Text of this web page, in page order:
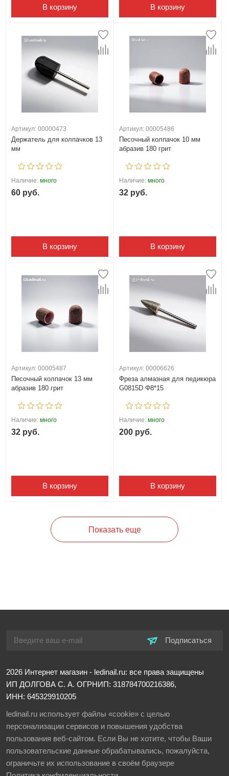
В корзину В корзину
Артикул: 00000473
Держатель для колпачков 13
мм
Наличие: много
60 руб.
В корзину
Артикул: 00005486
Песочный колпачок 10 мм
абразив 180 грит
Наличие: много
32 руб.
В корзину
Артикул: 00005487
Песочный колпачок 13 мм
абразив 180 грит
Наличие: много
32 руб.
В корзину
Артикул: 00006626
Фреза алмазная для педикюра
G0815D Φ8*15
Наличие: много
200 руб.
В корзину
Показать еще
Подписаться
2026 Интернет магазин - ledinail.ru: все права защищены
ИП ДОЛГОВА С. А. ОГРНИП: 318784700216386,
ИНН: 645329910205
ledinail.ru использует файлы «cookie» с целью
персонализации сервисов и повышения удобства
пользования веб-сайтом. Если Вы не хотите, чтобы Ваши
пользовательские данные обрабатывались, пожалуйста,
ограничьте их использование в своём браузере